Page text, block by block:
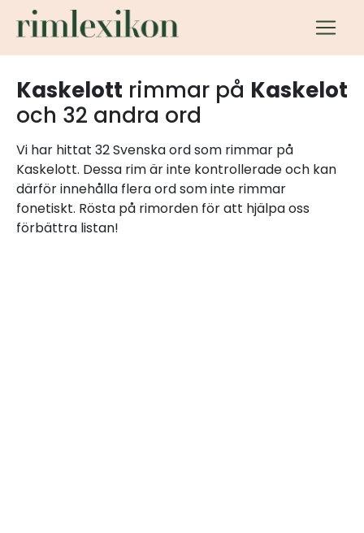
Kaskelott rimmar på Kaskelot
och 32 andra ord
Vi har hittat 32 Svenska ord som rimmar på
Kaskelott. Dessa rim är inte kontrollerade och kan
därför innehålla flera ord som inte rimmar
fonetiskt. Rösta på rimorden för att hjälpa oss
förbättra listan!